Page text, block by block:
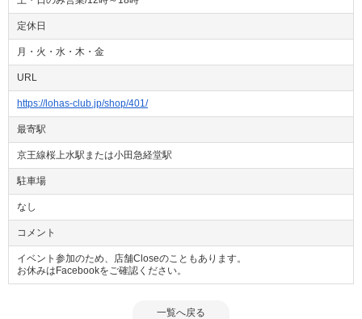
定休日
月・火・水・木・金
URL
https://lohas-club.jp/shop/401/
最寄駅
京王線桜上水駅または小田急経堂駅
駐車場
なし
コメント
イベント参加のため、店舗Closeのこともあります。
お休みはFacebookをご確認ください。
一覧へ戻る